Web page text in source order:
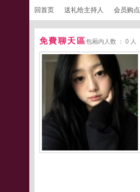
回首页 送礼给主持人 会员购点
免費聊天區包厢内人数 ： 0 人